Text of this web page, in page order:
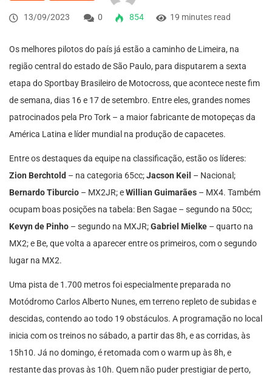
13/09/2023 0 854 19 minutes read
Os melhores pilotos do país já estão a caminho de Limeira, na
região central do estado de São Paulo, para disputarem a sexta
etapa do Sportbay Brasileiro de Motocross, que acontece neste fim
de semana, dias 16 e 17 de setembro. Entre eles, grandes nomes
patrocinados pela Pro Tork – a maior fabricante de motopeças da
América Latina e líder mundial na produção de capacetes.
Entre os destaques da equipe na classificação, estão os líderes:
Zion Berchtold – na categoria 65cc;Jacson Keil – Nacional;
Bernardo Tiburcio – MX2JR; eWillian Guimarães – MX4. Também
ocupam boas posições na tabela: Ben Sagae – segundo na 50cc;
Kevyn de Pinho – segundo na MXJR;Gabriel Mielke – quarto na
MX2; e Be, que volta a aparecer entre os primeiros, com o segundo
lugar na MX2.
Uma pista de 1.700 metros foi especialmente preparada no
Motódromo Carlos Alberto Nunes, em terreno repleto de subidas e
descidas, contendo ao todo 19 obstáculos. A programação no local
inicia com os treinos no sábado, a partir das 8h, e as corridas, às
15h10. Já no domingo, é retomada com o warm up às 8h, e
restante das provas às 10h. Quem não puder prestigiar de perto,